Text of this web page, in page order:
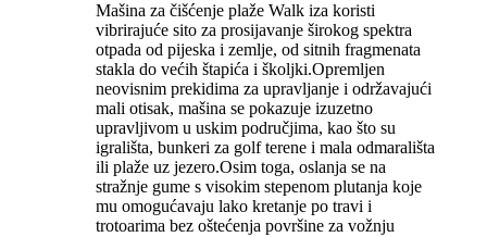
Mašina za čišćenje plaže Walk iza koristi
vibrirajuće sito za prosijavanje širokog spektra
otpada od pijeska i zemlje, od sitnih fragmenata
stakla do većih štapića i školjki.Opremljen
neovisnim prekidima za upravljanje i održavajući
mali otisak, mašina se pokazuje izuzetno
upravljivom u uskim područjima, kao što su
igrališta, bunkeri za golf terene i mala odmarališta
ili plaže uz jezero.Osim toga, oslanja se na
stražnje gume s visokim stepenom plutanja koje
mu omogućavaju lako kretanje po travi i
trotoarima bez oštećenja površine za vožnju